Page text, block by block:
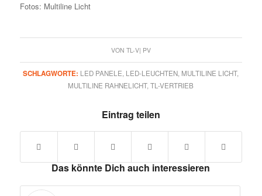
Fotos: Multiline Licht
VON TL-V| PV
SCHLAGWORTE: LED PANELE, LED-LEUCHTEN, MULTILINE LICHT,
MULTILINE RAHNELICHT,TL-VERTRIEB
Eintrag teilen
Das könnte Dich auch interessieren